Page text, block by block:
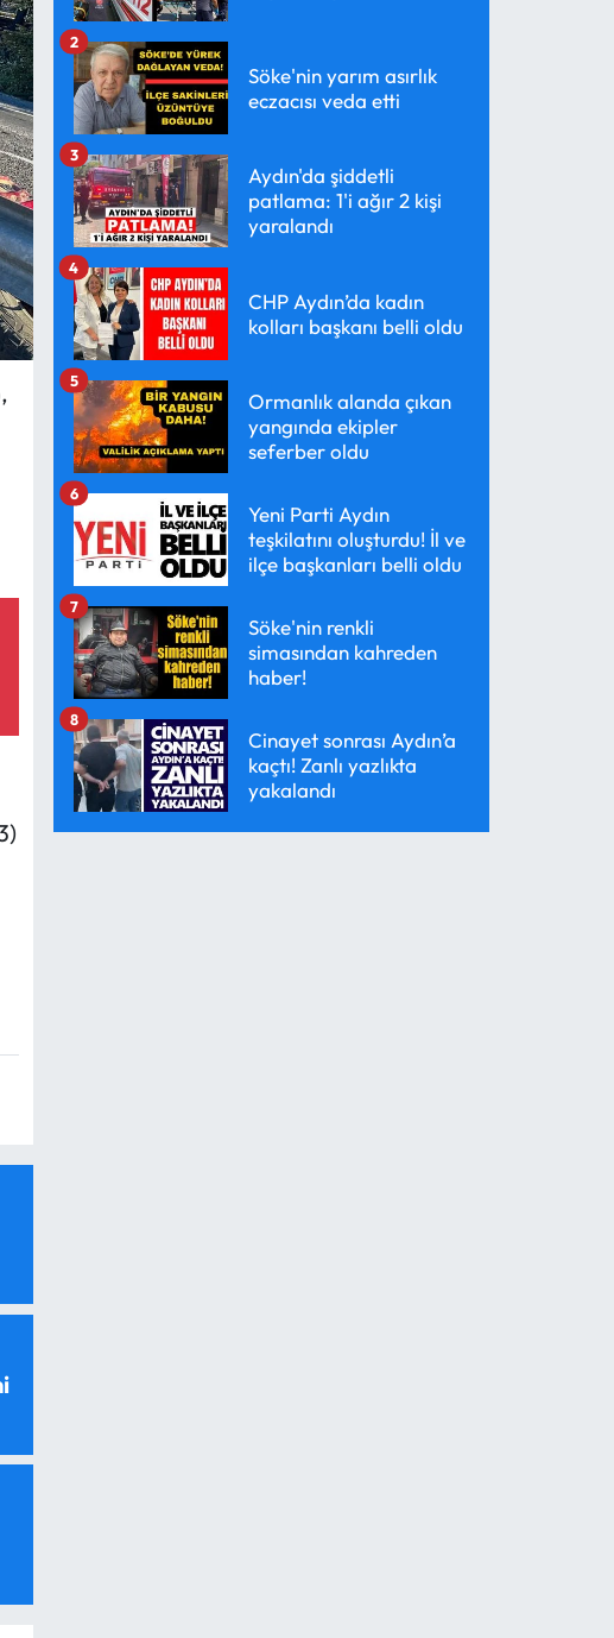
Söke'nin yarım asırlık
eczacısı veda etti
2
Aydın'da şiddetli
patlama: 1'i ağır 2 kişi
yaralandı
3
CHP Aydın’da kadın
kolları başkanı belli oldu
4
Ormanlık alanda çıkan
yangında ekipler
seferber oldu
5
Yeni Parti Aydın
teşkilatını oluşturdu! İl ve
ilçe başkanları belli oldu
6
Söke'nin renkli
simasından kahreden
haber!
7
Cinayet sonrası Aydın’a
kaçtı! Zanlı yazlıkta
yakalandı
8